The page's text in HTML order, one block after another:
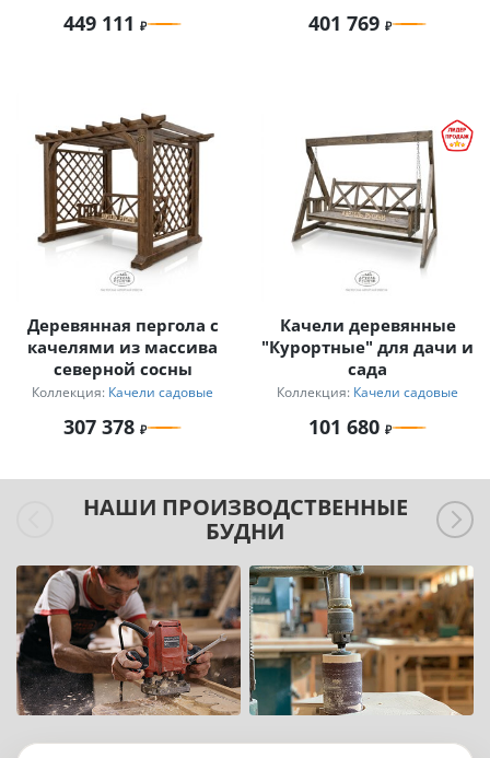
449 111 401 769
Деревянная пергола с
качелями из массива
северной сосны
Коллекция: Качели садовые
307 378
Качели деревянные
"Курортные" для дачи и
сада
Коллекция: Качели садовые
101 680
НАШИ ПРОИЗВОДСТВЕННЫЕ
БУДНИ